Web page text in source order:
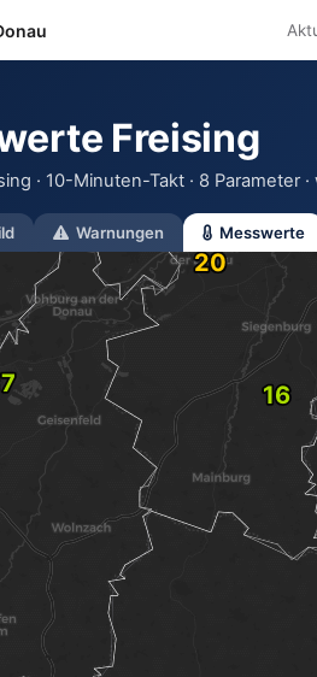
Freising
· 10-Minuten-Takt · 8 Parameter
Warnungen Messwerte